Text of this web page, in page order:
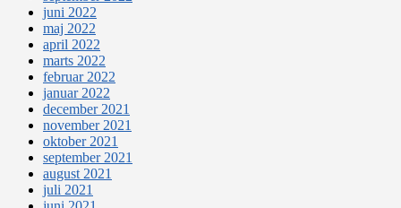
juni 2022
maj 2022
april 2022
marts 2022
februar 2022
januar 2022
december 2021
november 2021
oktober 2021
september 2021
august 2021
juli 2021